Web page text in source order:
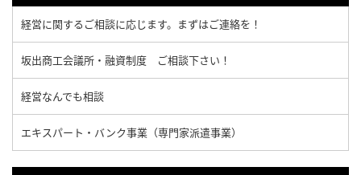
経営に関するご相談に応じます。まずはご連絡を！
坂出商工会議所・融資制度 ご相談下さい！
経営なんでも相談
エキスパート・バンク事業（専門家派遣事業）